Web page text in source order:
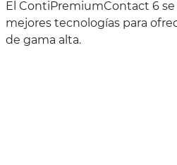
El ContiPremiumContact 6
mejores tecnologías para
de gama alta.